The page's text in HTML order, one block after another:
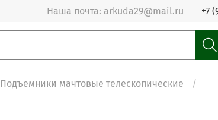
Наша почта: arkuda29@mail.ru +7
Подъемники мачтовые телескопические